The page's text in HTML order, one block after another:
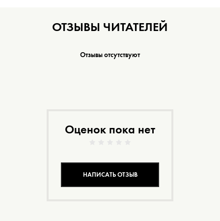
ОТЗЫВЫ ЧИТАТЕЛЕЙ
Отзывы отсутствуют
Оценок пока нет
НАПИСАТЬ ОТЗЫВ